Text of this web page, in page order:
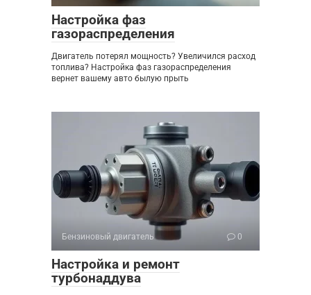
Настройка фаз
газораспределения
Двигатель потерял мощность? Увеличился расход
топлива? Настройка фаз газораспределения
вернет вашему авто былую прыть
Бензиновый двигатель 0
Настройка и ремонт
турбонаддува